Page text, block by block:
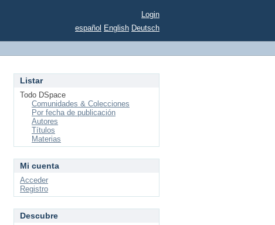
Login
español English Deutsch
Listar
Todo DSpace
Comunidades & Colecciones
Por fecha de publicación
Autores
Títulos
Materias
Mi cuenta
Acceder
Registro
Descubre